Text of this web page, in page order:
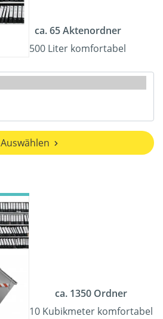
ca. 65 Aktenordner
500 Liter komfortabel
Auswählen
ca. 1350 Ordner
10 Kubikmeter komfortabel